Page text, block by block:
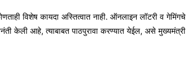
विशेष कायदा अस्तित्वात नाही. ऑनलाइन लॉटरी व गेमिंगचे
केली आहे, त्याबाबत पाठपुरावा करण्यात येईल, असे मुख्यमंत्री